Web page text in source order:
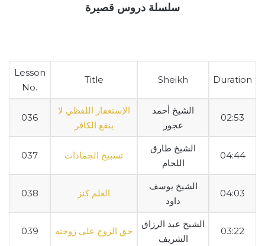
سلسلة دروس قصيرة
Lesson
No.
Title Sheikh Duration
036
الإستغفار اللفظي لا
ينفع الكافر
الشيخ أحمد
عجور
02:53
037 تسبيح الجمادات
الشيخ طارق
اللحام
04:44
038 العلم كنز
الشيخ يوسف
داود
04:03
039 حق الزوج على زوجته
الشيخ عبد الرزاق
الشريف
03:22